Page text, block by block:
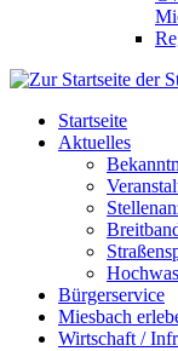
Startseite
Aktuelles
Bürgerservice
Miesbach
Wirtschaft /